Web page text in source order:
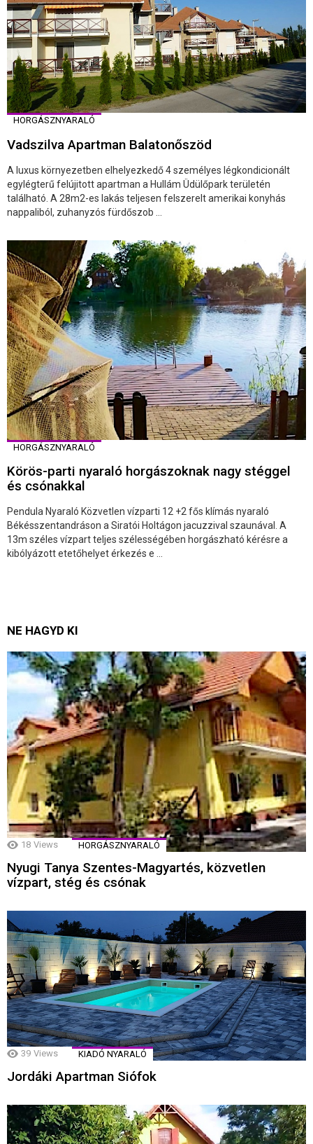
HORGÁSZNYARALÓ
Vadszilva Apartman Balatonőszöd
A luxus környezetben elhelyezkedő 4 személyes légkondicionált
egylégterű felújitott apartman a Hullám Üdülőpark területén
található. A 28m2-es lakás teljesen felszerelt amerikai konyhás
nappaliból, zuhanyzós fürdőszob ...
HORGÁSZNYARALÓ
Körös-parti nyaraló horgászoknak nagy stéggel
és csónakkal
Pendula Nyaraló Közvetlen vízparti 12 +2 fős klímás nyaraló
Békésszentandráson a Siratói Holtágon jacuzzival szaunával. A
13m széles vízpart teljes szélességében horgászható kérésre a
kibólyázott etetőhelyet érkezés e ...
NE HAGYD KI
18 Views HORGÁSZNYARALÓ
Nyugi Tanya Szentes-Magyartés, közvetlen
vízpart, stég és csónak
39 Views KIADÓ NYARALÓ
Jordáki Apartman Siófok